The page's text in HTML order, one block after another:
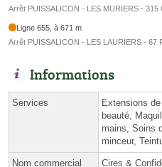
Arrêt PUISSALICON - LES MURIERS - 315
Ligne 655, à 671 m
Arrêt PUISSALICON - LES LAURIERS - 67
Informations
Services
Extensions
beauté,
mains, Soins
minceur,
Nom commercial Cires &